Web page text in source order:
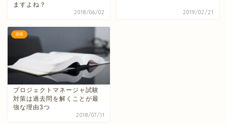
ますよね？
2018/06/02 2019/02/21
資格
プロジェクトマネージャ試験
対策は過去問を解くことが最
強な理由3つ
2018/07/11